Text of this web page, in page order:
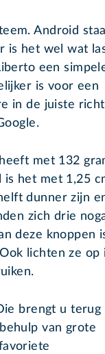
Android
is het wel wat
een
is voor een
in de juiste
met 132
is het met 1,25
dunner zijn
zich drie
deze knoppen
lichten ze op
brengt u terug
van grote